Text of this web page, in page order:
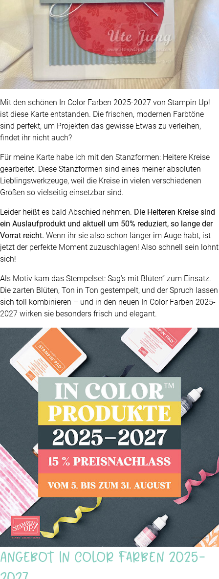
Mit den schönen In Color Farben 2025-2027 von Stampin Up!
ist diese Karte entstanden. Die frischen, modernen Farbtöne
sind perfekt, um Projekten das gewisse Etwas zu verleihen,
findet ihr nicht auch?
Für meine Karte habe ich mit den Stanzformen: Heitere Kreise
gearbeitet. Diese Stanzformen sind eines meiner absoluten
Lieblingswerkzeuge, weil die Kreise in vielen verschiedenen
Größen so vielseitig einsetzbar sind.
Leider heißt es bald Abschied nehmen. Die Heiteren Kreise sind
ein Auslaufprodukt und aktuell um 50% reduziert, so lange der
Vorrat reicht. Wenn ihr sie also schon länger im Auge habt, ist
jetzt der perfekte Moment zuzuschlagen! Also schnell sein lohnt
sich!
Als Motiv kam das Stempelset: Sag’s mit Blüten“ zum Einsatz.
Die zarten Blüten, Ton in Ton gestempelt, und der Spruch lassen
sich toll kombinieren – und in den neuen In Color Farben 2025-
2027 wirken sie besonders frisch und elegant.
Angebot In Color Farben 2025-